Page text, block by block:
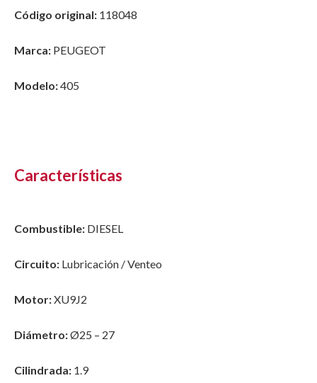
Código original: 118048
Marca: PEUGEOT
Modelo:405
Características
Combustible: DIESEL
Circuito: Lubricación / Venteo
Motor:XU9J2
Diámetro:Ø25 – 27
Cilindrada: 1.9